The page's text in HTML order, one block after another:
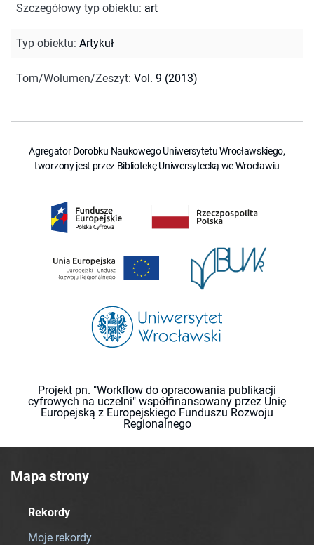
Szczegółowy typ obiektu: art
Typ obiektu: Artykuł
Tom/Wolumen/Zeszyt: Vol. 9 (2013)
Agregator Dorobku Naukowego Uniwersytetu Wrocławskiego,
tworzony jest przez Bibliotekę Uniwersytecką we Wrocławiu
Projekt pn. "Workflow do opracowania publikacji
cyfrowych na uczelni" współfinansowany przez Unię
Europejską z Europejskiego Funduszu Rozwoju
Regionalnego
Mapa strony
Rekordy
Moje rekordy